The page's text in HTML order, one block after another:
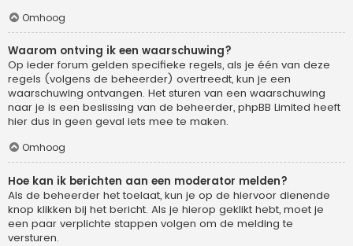
Omhoog
Waarom ontving ik een waarschuwing?
Op ieder forum gelden specifieke regels, als je één van deze
regels (volgens de beheerder) overtreedt, kun je een
waarschuwing ontvangen. Het sturen van een waarschuwing
naar je is een beslissing van de beheerder, phpBB Limited heeft
hier dus in geen geval iets mee te maken.
Omhoog
Hoe kan ik berichten aan een moderator melden?
Als de beheerder het toelaat, kun je op de hiervoor dienende
knop klikken bij het bericht. Als je hierop geklikt hebt, moet je
een paar verplichte stappen volgen om de melding te
versturen.